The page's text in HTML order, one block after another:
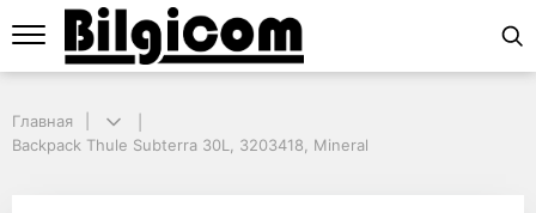
Backpack Thule Subterra 30L, 3203418, Mineral
Backpack Thule
Главная
Backpack Thule Subterra 30L, 3203418, Mineral